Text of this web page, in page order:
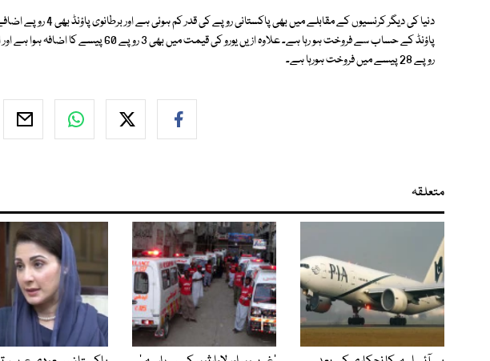
روپے 28 پیسے میں فروخت ہورہا ہے۔
متعلقہ